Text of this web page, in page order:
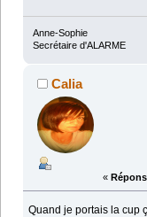
Anne-Sophie
Secrétaire d'ALARME
Calia
«
Quand je portais la cup